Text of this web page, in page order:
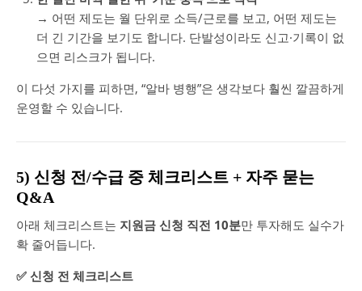
→ 어떤 제도는 월 단위로 소득/근로를 보고, 어떤 제도는
더 긴 기간을 보기도 합니다. 단발성이라도 신고·기록이 없
으면 리스크가 됩니다.
이 다섯 가지를 피하면, “알바 병행”은 생각보다 훨씬 깔끔하게
운영할 수 있습니다.
5) 신청 전/수급 중 체크리스트 + 자주 묻는
Q&A
아래 체크리스트는 지원금 신청 직전 10분만 투자해도 실수가
확 줄어듭니다.
✅ 신청 전 체크리스트